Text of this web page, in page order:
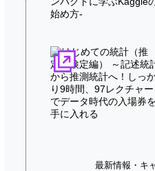
最新情報・キ